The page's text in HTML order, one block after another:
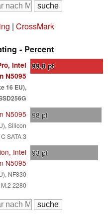
| CrossMark
- Percent
Intel
N5095
16 EU),
99.8pt
N5095
Silicon
SATA 3
98 pt
Intel
N5095
NF830
2280
93 pt